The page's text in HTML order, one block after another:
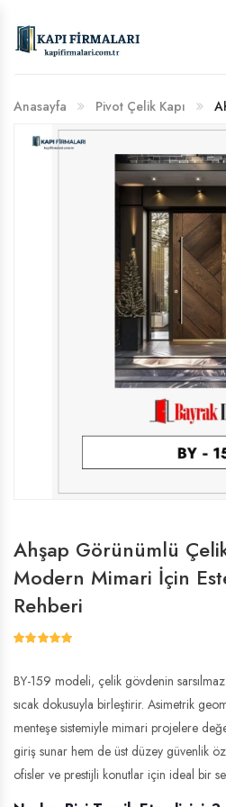
BANKA HESAP
Anasayfa Pivot Çelik Kapı
Kapı: Modern Mimari İçin Estetik ve
Ahşap Görünümlü
Modern Mimari İçin
Rehberi
BY-159 modeli, çelik gövdenin
sıcak dokusuyla birleştirir. Asimetrik
menteşe sistemiyle mimari projelere
giriş sunar hem de üst düzey güvenlik
ofisler ve prestijli konutlar için ideal bir